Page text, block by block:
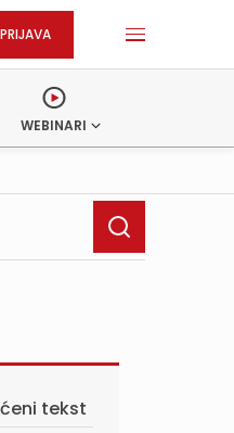
PRIJAVA
WEBINARI
tekst